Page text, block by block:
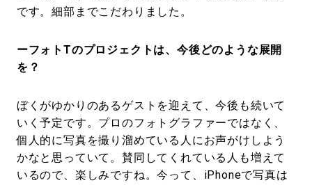
です。細部までこだわりました。
ーフォトTのプロジェクトは、今後どのような展開
を？
ぼくがゆかりのあるゲストを迎えて、今後も続いて
いく予定です。プロのフォトグラファーではなく、
個人的に写真を撮り溜めている人にお声がけしよう
かなと思っていて。賛同してくれている人も増えて
いるので、楽しみですね。今って、iPhoneで写真は